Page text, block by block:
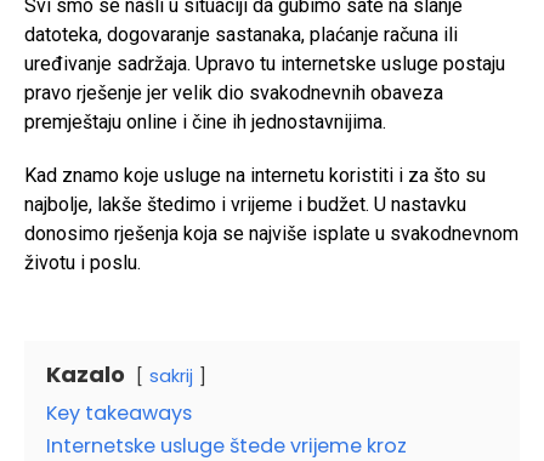
Svi smo se našli u situaciji da gubimo sate na slanje
datoteka, dogovaranje sastanaka, plaćanje računa ili
uređivanje sadržaja. Upravo tu internetske usluge postaju
pravo rješenje jer velik dio svakodnevnih obaveza
premještaju online i čine ih jednostavnijima.
Kad znamo koje usluge na internetu koristiti i za što su
najbolje, lakše štedimo i vrijeme i budžet. U nastavku
donosimo rješenja koja se najviše isplate u svakodnevnom
životu i poslu.
Kazalo sakrij
Key takeaways
Internetske usluge štede vrijeme kroz